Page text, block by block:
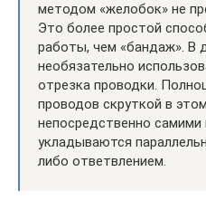
методом «желобок» не
Это более простой
работы, чем «бандаж». В
необязательно
отрезка проводки.
проводов скруткой в
непосредственно
укладываются
либо ответвлением.